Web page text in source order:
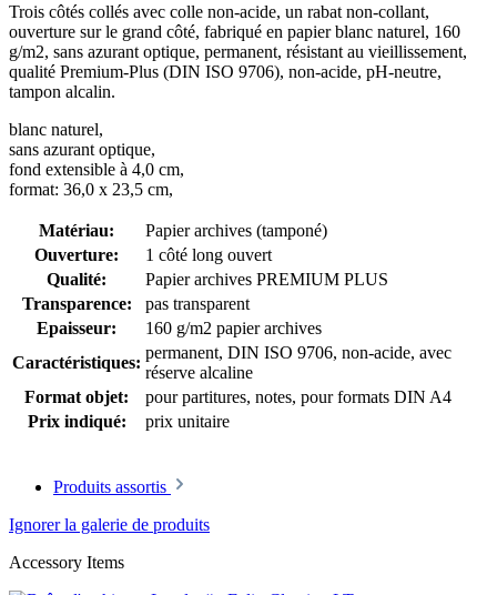
Trois côtés collés avec colle non-acide, un rabat non-collant,
ouverture sur le grand côté, fabriqué en papier blanc naturel, 160
g/m2, sans azurant optique, permanent, résistant au vieillissement,
qualité Premium-Plus (DIN ISO 9706), non-acide, pH-neutre,
tampon alcalin.
blanc naturel,
sans azurant optique,
fond extensible à 4,0 cm,
format: 36,0 x 23,5 cm,
Matériau:
Papier archives (tamponé)
Ouverture:
1 côté long ouvert
Qualité:
Papier archives PREMIUM PLUS
Transparence:
pas transparent
Epaisseur:
160 g/m2 papier archives
Caractéristiques:
permanent, DIN ISO 9706, non-acide, avec
réserve alcaline
Format objet:
pour partitures, notes, pour formats DIN A4
Prix indiqué:
prix unitaire
Produits assortis
Ignorer la galerie de produits
Accessory Items